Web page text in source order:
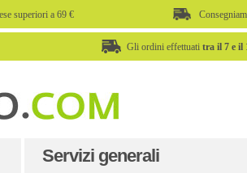
superiori a 69 €
Gli ordini effettuati tra il 7 e il
Servizi generali